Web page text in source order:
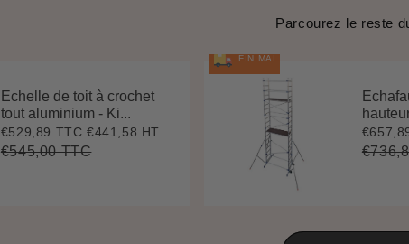
Parcourez le reste
Echelle de toit à crochet
tout aluminium - Ki...
Prix
réduit
€529,89 TTC €529,89
€441,58 HT
Prix
€545,00 TTC€545,00
FIN MAI
Prix
réduit
Prix